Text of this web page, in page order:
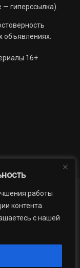
работы
контента.
с нашей
— гиперссылка).
16+
учреждение